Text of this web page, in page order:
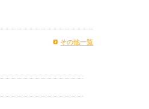
その他一覧